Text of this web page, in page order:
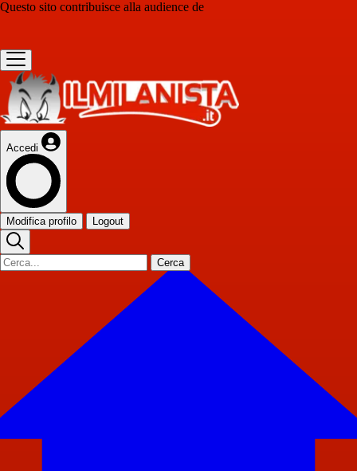
Questo sito contribuisce alla audience de
Accedi
Modifica profilo Logout
Cerca